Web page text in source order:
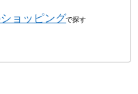
ョッピング